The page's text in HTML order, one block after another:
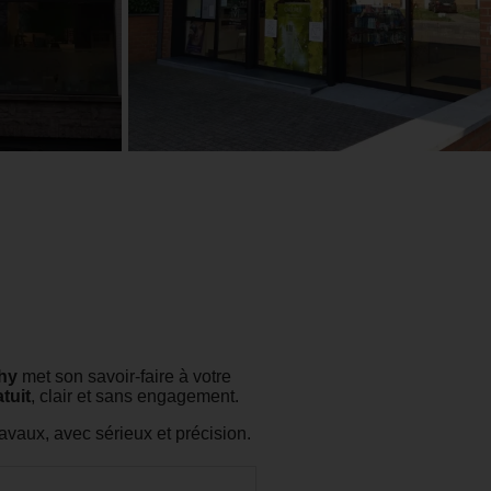
met son savoir-faire à votre
, clair et sans engagement.
avec sérieux et précision.